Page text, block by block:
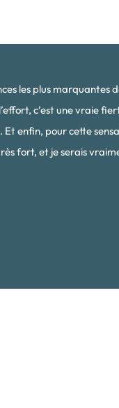
les plus marquantes
c’est une vraie
enfin, pour cette
fort, et je serais